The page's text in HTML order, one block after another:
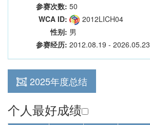
参赛次数: 50
WCA ID:
2012LICH04
性别: 男
参赛经历: 2012.08.19 - 2026.05.23
2025年度总结
个人最好成绩